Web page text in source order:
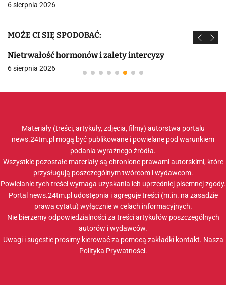
6 sierpnia 2026
MOŻE CI SIĘ SPODOBAĆ:
Nietrwałość hormonów i zalety intercyzy
6 sierpnia 2026
Materiały (treści, artykuły, zdjęcia, filmy) autorstwa portalu
news.24tm.pl mogą być publikowane i powielane pod warunkiem
podania wyraźnego źródła.
Wszystkie pozostałe materiały są chronione prawami autorskimi, które
przysługują poszczególnym twórcom i wydawcom.
Powielanie tych treści wymaga uzyskania ich uprzedniej pisemnej zgody.
Portal news.24tm.pl udostępnia i agreguje treści (m.in. na zasadzie
prawa cytatu) wyłącznie w celach informacyjnych.
Nie bierzemy odpowiedzialności za treści artykułów poszczególnych
autorów i wydawców.
Uwagi i sugestie prosimy kierować za pomocą zakładki kontakt. Nasza
Polityka Prywatności.